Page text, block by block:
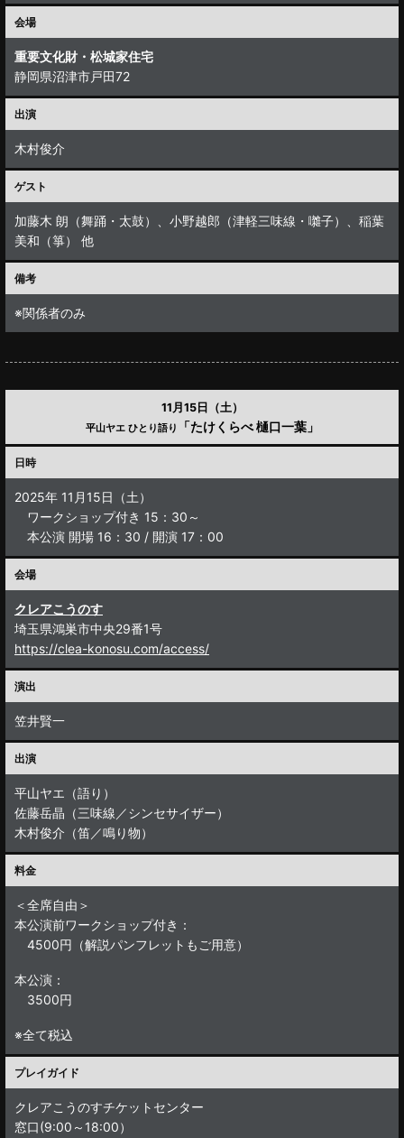
会場
重要文化財・松城家住宅
静岡県沼津市戸田72
出演
木村俊介
ゲスト
加藤木 朗（舞踊・太鼓）、小野越郎（津軽三味線・囃子）、稲葉
美和（箏） 他
備考
※関係者のみ
11月15日（土）
平山ヤエ ひとり語り 「たけくらべ 樋口一葉」
日時
2025年 11月15日（土）
ワークショップ付き 15：30～
本公演 開場 16：30 / 開演 17：00
会場
クレアこうのす
埼玉県鴻巣市中央29番1号
https://clea-konosu.com/access/
演出
笠井賢一
出演
平山ヤエ（語り）
佐藤岳晶（三味線／シンセサイザー）
木村俊介（笛／鳴り物）
料金
＜全席自由＞
本公演前ワークショップ付き：
4500円（解説パンフレットもご用意）
本公演：
3500円
※全て税込
プレイガイド
クレアこうのすチケットセンター
窓口(9:00～18:00）